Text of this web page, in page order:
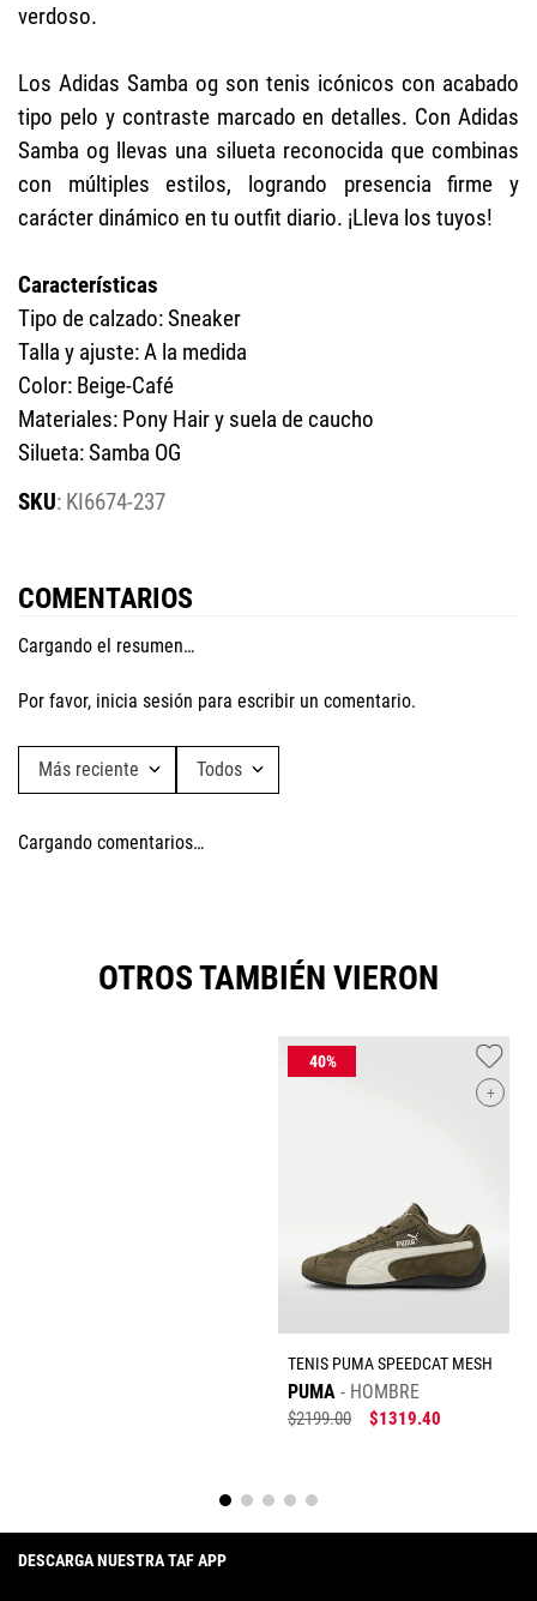
verdoso.
Los Adidas Samba og son tenis icónicos con acabado
tipo pelo y contraste marcado en detalles. Con Adidas
Samba og llevas una silueta reconocida que combinas
con múltiples estilos, logrando presencia firme y
carácter dinámico en tu outfit diario. ¡Lleva los tuyos!
Características
Tipo de calzado: Sneaker
Talla y ajuste: A la medida
Color: Beige-Café
Materiales: Pony Hair y suela de caucho
Silueta: Samba OG
: KI6674-237
COMENTARIOS
Cargando el resumen…
Por favor, inicia sesión para escribir un comentario.
Más reciente Todos
Cargando comentarios…
OTROS TAMBIÉN VIERON
+
TENIS PUMA SPEEDCAT MESH
PUMA HOMBRE
$2199.00 $1319.40
DESCARGA NUESTRA TAF APP